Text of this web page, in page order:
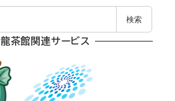
検索
茶館関連サービス